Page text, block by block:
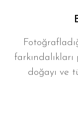
doğayı ve